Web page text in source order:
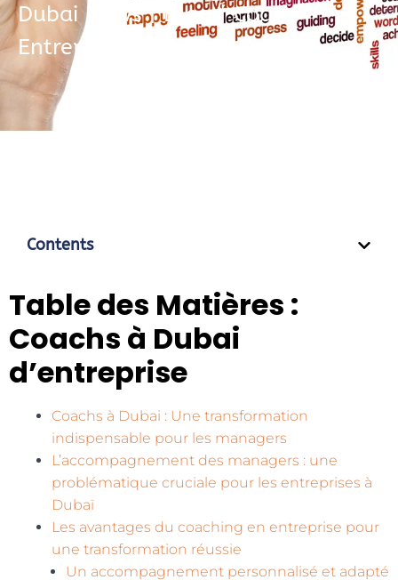
Dubai News|Blog|Coach
Entreprise
Contents
Table des Matières :
Coachs à Dubai
d’entreprise
Coachs à Dubai : Une transformation
indispensable pour les managers
L’accompagnement des managers : une
problématique cruciale pour les entreprises à
Dubaï
Les avantages du coaching en entreprise pour
une transformation réussie
Un accompagnement personnalisé et adapté